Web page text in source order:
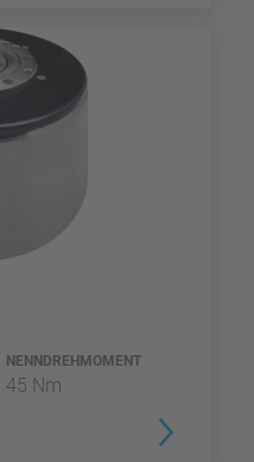
NENNDREHMOMENT
45 Nm